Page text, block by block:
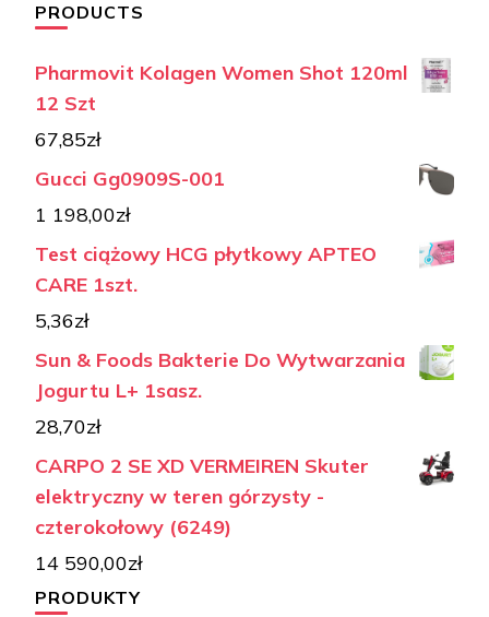
PRODUCTS
Pharmovit Kolagen Women Shot 120ml
12 Szt
67,85zł
Gucci Gg0909S-001
1 198,00zł
Test ciążowy HCG płytkowy APTEO
CARE 1szt.
5,36zł
Sun & Foods Bakterie Do Wytwarzania
Jogurtu L+ 1sasz.
28,70zł
CARPO 2 SE XD VERMEIREN Skuter
elektryczny w teren górzysty -
czterokołowy (6249)
14 590,00zł
PRODUKTY